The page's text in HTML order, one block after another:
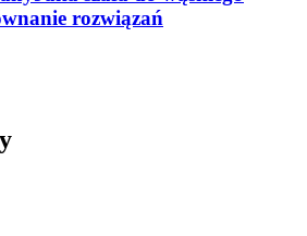
rozwiązań